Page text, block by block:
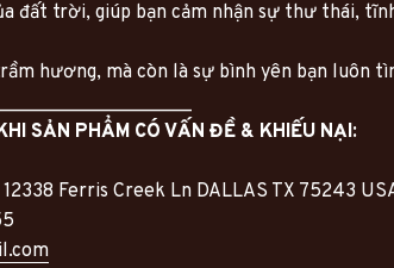
đất trời, giúp bạn cảm nhận sự thư thái,
hương, mà còn là sự bình yên bạn luôn
SẢN PHẨM CÓ VẤN ĐỀ & KHIẾU NẠI:
Ferris Creek Ln DALLAS TX 75243